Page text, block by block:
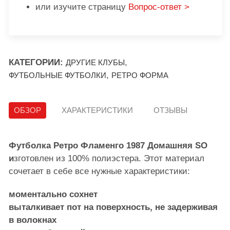
или изучите страницу Вопрос-ответ >
КАТЕГОРИИ: ДРУГИЕ КЛУБЫ,
ФУТБОЛЬНЫЕ ФУТБОЛКИ, РЕТРО ФОРМА
ОБЗОР ХАРАКТЕРИСТИКИ ОТЗЫВЫ
Футболка Ретро Фламенго 1987 Домашняя SO
изготовлен из 100% полиэстера. Этот материал
сочетает в себе все нужные характеристики:
моментально сохнет
выталкивает пот на поверхность, не задерживая
в волокнах